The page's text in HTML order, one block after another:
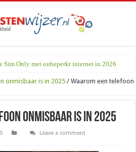
Sim Only met onbeperkt internet in 2026
onmisbaar is in 2025 / Waarom een telefoon
onmisbaar is in 2025
Leave a comment